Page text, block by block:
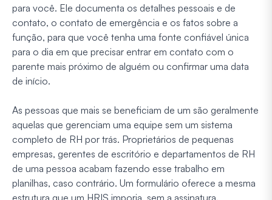
para você. Ele documenta os detalhes pessoais e de
contato, o contato de emergência e os fatos sobre a
função, para que você tenha uma fonte confiável única
para o dia em que precisar entrar em contato com o
parente mais próximo de alguém ou confirmar uma data
de início.
As pessoas que mais se beneficiam de um são geralmente
aquelas que gerenciam uma equipe sem um sistema
completo de RH por trás. Proprietários de pequenas
empresas, gerentes de escritório e departamentos de RH
de uma pessoa acabam fazendo esse trabalho em
planilhas, caso contrário. Um formulário oferece a mesma
estrutura que um HRIS imporia, sem a assinatura.